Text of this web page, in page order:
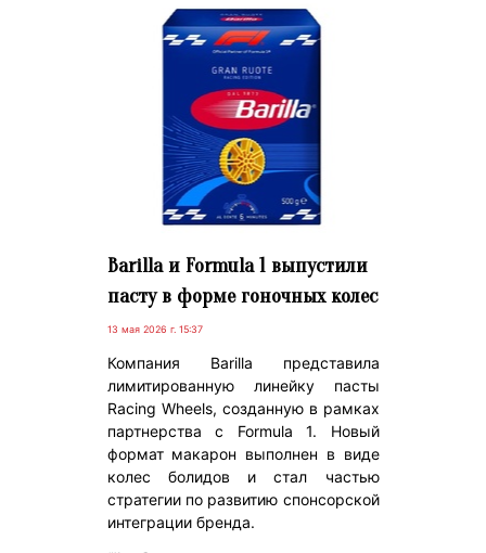
Barilla и Formula 1 выпустили
пасту в форме гоночных колес
13 мая 2026 г. 15:37
Компания Barilla представила
лимитированную линейку пасты
Racing Wheels, созданную в рамках
партнерства с Formula 1. Новый
формат макарон выполнен в виде
колес болидов и стал частью
стратегии по развитию спонсорской
интеграции бренда.